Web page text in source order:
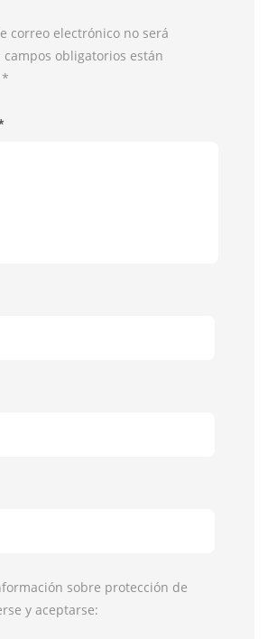
correo electrónico no será
campos obligatorios están
*
sobre protección de
y aceptarse: